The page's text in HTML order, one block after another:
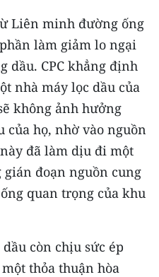
Bắc
và Tây
Liên minh đường ống
phần làm giảm lo ngại
dầu. CPC khẳng định
nhà máy lọc dầu của
không ảnh hưởng
của họ, nhờ vào nguồn
đã làm dịu đi một
đoạn nguồn cung
quan trọng của khu
còn chịu sức ép
thỏa thuận hòa